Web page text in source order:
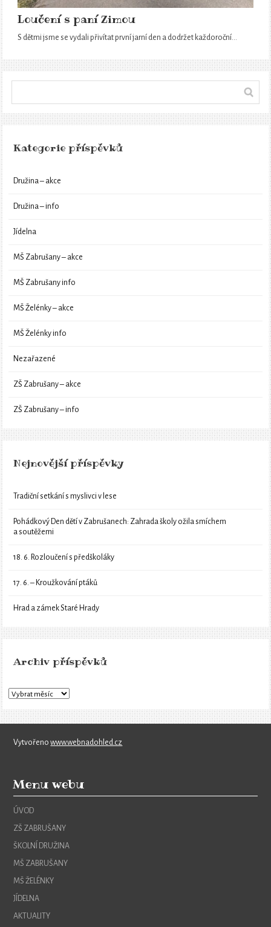
Loučení s paní Zimou
S dětmi jsme se vydali přivítat první jarní den a dodržet každoroční…
Kategorie příspěvků
Družina – akce
Družina – info
Jídelna
MŠ Zabrušany – akce
MŠ Zabrušany info
MŠ Želénky – akce
MŠ Želénky info
Nezařazené
ZŠ Zabrušany – akce
ZŠ Zabrušany – info
Nejnovější příspěvky
Tradiční setkání s myslivci v lese
Pohádkový Den dětí v Zabrušanech: Zahrada školy ožila smíchem
a soutěžemi
18. 6. Rozloučení s předškoláky
17. 6. – Kroužkování ptáků
Hrad a zámek Staré Hrady
Archiv příspěvků
Vytvořenowww.webnadohled.cz
Menu webu
ÚVOD
ZŠ ZABRUŠANY
ŠKOLNÍ DRUŽINA
MŠ ZABRUŠANY
MŠ ŽELÉNKY
JÍDELNA
AKTUALITY